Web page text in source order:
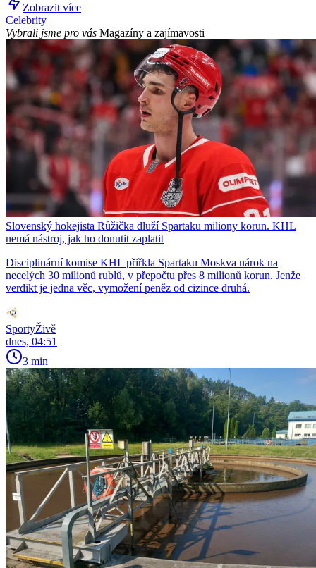
Zobrazit více
Celebrity
Vybrali jsme pro vás Magazíny a zajímavosti
Slovenský hokejista Růžička dluží Spartaku miliony korun. KHL
nemá nástroj, jak ho donutit zaplatit
Disciplinární komise KHL přiřkla Spartaku Moskva nárok na
necelých 30 milionů rublů, v přepočtu přes 8 milionů korun. Jenže
verdikt je jedna věc, vymožení peněz od cizince druhá.
SportyŽivě
dnes, 04:51
3 min